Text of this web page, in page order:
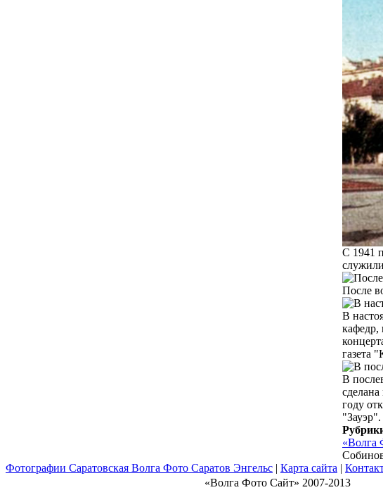
С 1941
После
В
кафедр,
газета
В
году
"Зауэр".
«Волга
Фотографии Саратовская Волга Фото Саратов Энгельс | Карта сайта |
«Волга Фото Сайт» 2007-2013